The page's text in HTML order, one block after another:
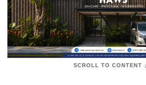
SCROLL TO CONTENT ↓